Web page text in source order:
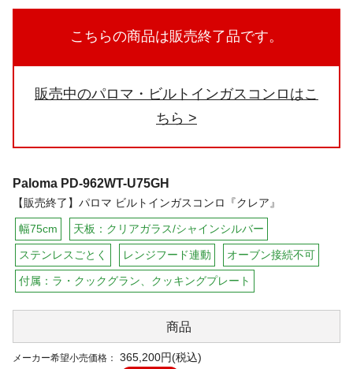
こちらの商品は販売終了品です。
販売中のパロマ・ビルトインガスコンロはこ
ちら
Paloma PD-962WT-U75GH
【販売終了】パロマ ビルトインガスコンロ『クレア』
幅75cm 天板：クリアガラス/シャインシルバー
ステンレスごとく レンジフード連動 オーブン接続不可
付属：ラ・クックグラン、クッキングプレート
商品
メーカー希望小売価格：
365,200円(税込)